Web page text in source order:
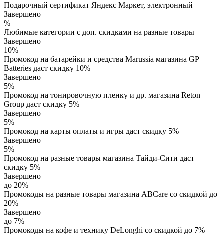
Подарочный сертификат Яндекс Маркет, электронный
Завершено
%
Любимые категории с доп. скидками на разные товары
Завершено
10%
Промокод на батарейки и средства Marussia магазина GP
Batteries даст скидку 10%
Завершено
5%
Промокод на тонировочную пленку и др. магазина Reton
Group даст скидку 5%
Завершено
5%
Промокод на карты оплаты и игры даст скидку 5%
Завершено
5%
Промокод на разные товары магазина Тайди-Сити даст
скидку 5%
Завершено
до 20%
Промокоды на разные товары магазина ABCare со скидкой до
20%
Завершено
до 7%
Промокоды на кофе и технику DeLonghi со скидкой до 7%